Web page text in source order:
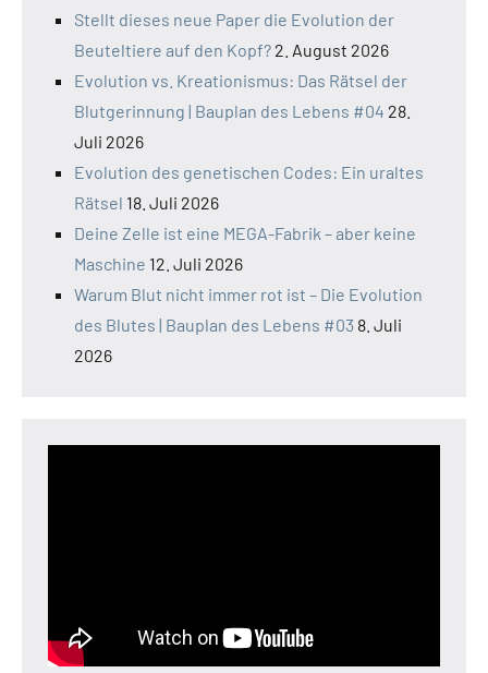
Stellt dieses neue Paper die Evolution der
Beuteltiere auf den Kopf? 2. August 2026
Evolution vs. Kreationismus: Das Rätsel der
Blutgerinnung | Bauplan des Lebens #04 28.
Juli 2026
Evolution des genetischen Codes: Ein uraltes
Rätsel 18. Juli 2026
Deine Zelle ist eine MEGA-Fabrik – aber keine
Maschine 12. Juli 2026
Warum Blut nicht immer rot ist – Die Evolution
des Blutes | Bauplan des Lebens #03 8. Juli
2026